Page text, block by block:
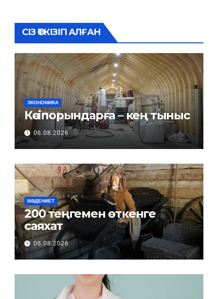
СІЗ ӨТКІЗІП АЛҒАН
ЭКОНОМИКА
Кәсіпорындарға – кең тыныс
06.08.2026
МӘДЕНИЕТ
200 теңгемен өткенге
саяхат
06.08.2026